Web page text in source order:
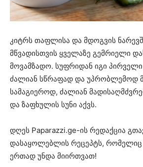
კიტრს თაფლისა და მდოგვის
მწვადისთვის ყველაზე გემრიელი
მოვამზადო. სუფრიდან იგი
ძალიან სწრაფად და უპრობლემოდ
სამაგიეროდ, ძალიან
და ზაფხულის სუნი აქვს.
დღეს Paparazzi.ge-ის რედაქცია
დასაყოლებლის რეცეპტს, რომელიც
ერთად უნდა მიირთვათ!